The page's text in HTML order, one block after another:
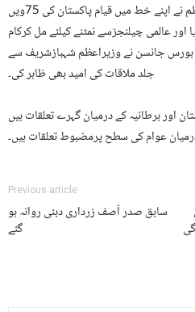
ترجمان کےمطابق برطانوی وزیراعظم نے اپنے خط میں قیام پاکستان کی 75ویں
اور عالمی چیلنجزسے نمٹنے کیلئے مل کرکام
جانسن نے وزیراعظم شہبازشریف سے
جلد ملاقات کی امید بھی ظاہر کی۔
اور برطانیہ کے درمیان گہرے تعلقات ہیں
عوام کی سطح پرمضبوط تعلقات ہیں۔
Previous article
سابق صدر آصف زرداری دبئی روانہ ہو
گئے